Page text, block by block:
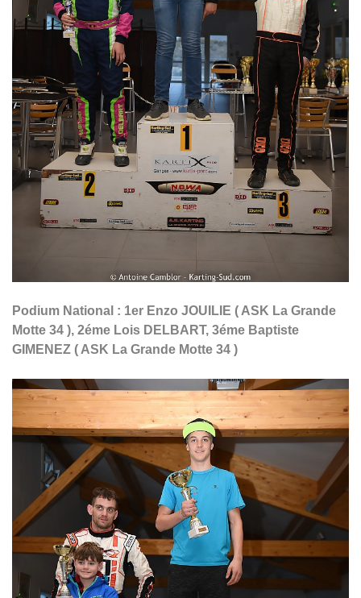
Podium National : 1er Enzo JOUILIE ( ASK La Grande
Motte 34 ), 2éme Lois DELBART, 3éme Baptiste
GIMENEZ ( ASK La Grande Motte 34 )